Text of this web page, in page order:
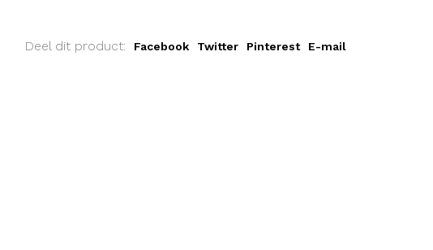
Deel dit product: Facebook Twitter Pinterest E-mail